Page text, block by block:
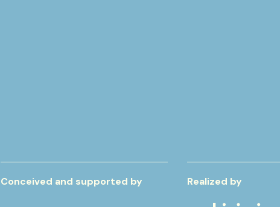
Conceived and supported by Realized by